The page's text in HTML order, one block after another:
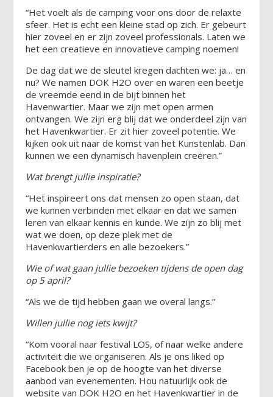
“Het voelt als de camping voor ons door de relaxte
sfeer. Het is echt een kleine stad op zich. Er gebeurt
hier zoveel en er zijn zoveel professionals. Laten we
het een creatieve en innovatieve camping noemen!
De dag dat we de sleutel kregen dachten we: ja… en
nu? We namen DOK H2O over en waren een beetje
de vreemde eend in de bijt binnen het
Havenwartier. Maar we zijn met open armen
ontvangen. We zijn erg blij dat we onderdeel zijn van
het Havenkwartier. Er zit hier zoveel potentie. We
kijken ook uit naar de komst van het Kunstenlab. Dan
kunnen we een dynamisch havenplein creëren.”
Wat brengt jullie inspiratie?
“Het inspireert ons dat mensen zo open staan, dat
we kunnen verbinden met elkaar en dat we samen
leren van elkaar kennis en kunde. We zijn zo blij met
wat we doen, op deze plek met de
Havenkwartierders en alle bezoekers.”
Wie of wat gaan jullie bezoeken tijdens de open dag
op 5 april?
“Als we de tijd hebben gaan we overal langs.”
Willen jullie nog iets kwijt?
“Kom vooral naar festival LOS, of naar welke andere
activiteit die we organiseren. Als je ons liked op
Facebook ben je op de hoogte van het diverse
aanbod van evenementen. Hou natuurlijk ook de
website van DOK H2O en het Havenkwartier in de